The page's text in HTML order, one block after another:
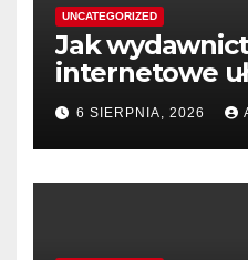
UNCATEGORIZED
Jak
internetowe
książek
6 SIERPNIA, 2026